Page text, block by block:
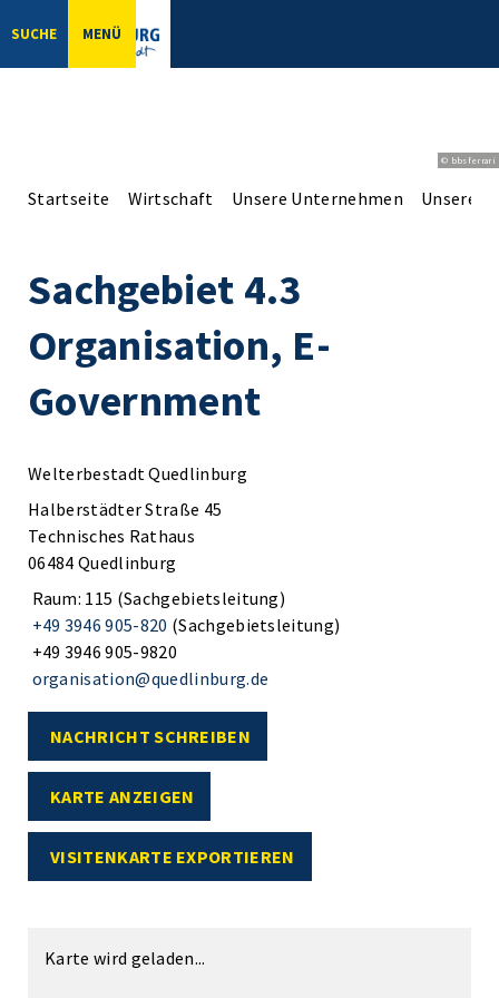
SUCHE MENÜ
© bbsferrari
Startseite Wirtschaft Unsere Unternehmen Unsere
Sachgebiet 4.3
Organisation, E-
Government
Welterbestadt Quedlinburg
Halberstädter Straße 45
Technisches Rathaus
06484 Quedlinburg
Raum: 115 (Sachgebietsleitung)
+49 3946 905-820 (Sachgebietsleitung)
+49 3946 905-9820
organisation@quedlinburg.de
NACHRICHT SCHREIBEN
KARTE ANZEIGEN
VISITENKARTE EXPORTIEREN
Karte wird geladen...